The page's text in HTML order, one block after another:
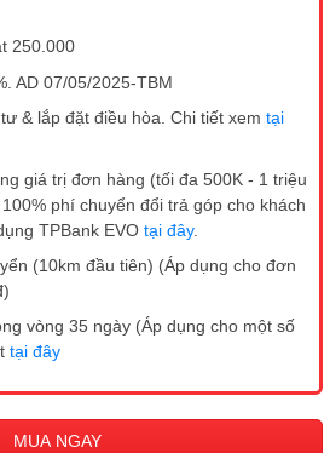
250.000
AD 07/05/2025-TBM
& lắp đặt điều hòa. Chi tiết xem tại
giá trị đơn hàng (tối đa 500K - 1 triệu
phí chuyển đổi trả góp cho khách
TPBank EVO tại đây.
(10km đầu tiên) (Áp dụng cho đơn
vòng 35 ngày (Áp dụng cho một số
tại đây
MUA NGAY